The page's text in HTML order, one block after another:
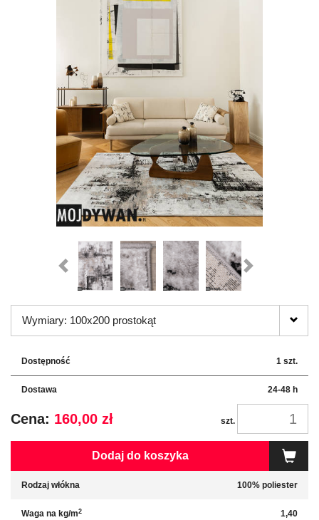
Wymiary: 100x200 prostokąt
Dostępność 1 szt.
Dostawa 24-48 h
Cena: 160,00 zł szt.
Dodaj do koszyka
Rodzaj włókna 100% poliester
Waga na kg/m2 1,40